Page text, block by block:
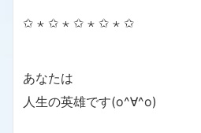
✩ ⋆ ✩ ⋆ ✩ ⋆ ✩ ⋆ ✩
あなたは
人生の英雄です(o^∀^o)